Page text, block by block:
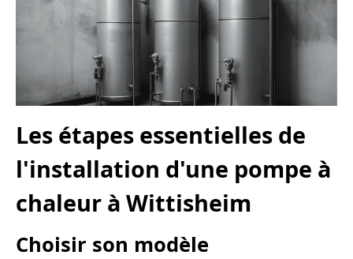
Les étapes essentielles de
l'installation d'une pompe à
chaleur à Wittisheim
Choisir son modèle